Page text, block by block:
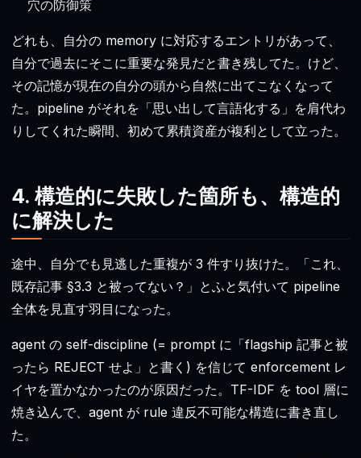
穴の防御策
どれも、自分の memory に対応するエントリがあって、
自分で過去にそこに重要な発見だと書き残してた。けど、
その記憶が現在の自分の頭から自然に出てこなくなって
た。pipeline がそれを「思い出して言語化する」を肩代わ
りしてくれた瞬間、初めて累積資産が複利として立った。
4. 構造的に失敗した箇所も、構造的
に解決した
途中、自分でも見逃した重複が 3 件すり抜けた。「これ、
既存記事 §3.3 と被ってない？」とふと気付いて pipeline
全体を見直す羽目になった。
agent の self-discipline (= prompt に「flagship 記事と被
ったら REJECT せよ」と書く) を信じて enforcement レ
イヤを置かなかったのが原因だった。TF-IDF を tool 層に
焼き込んで、agent が rule 違反不可能な構造に書き直し
た。